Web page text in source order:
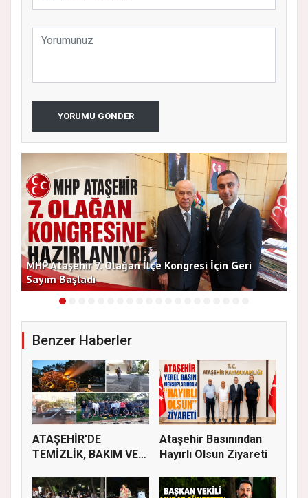
YORUMU GÖNDER
MHP Ataşehir 7. Olağan İlçe Kongresi İçin Geri
Sayım Başladı
Benzer Haberler
ATAŞEHİR'DE
TEMİZLİK, BAKIM VE
Ataşehir Basınından
Hayırlı Olsun Ziyareti